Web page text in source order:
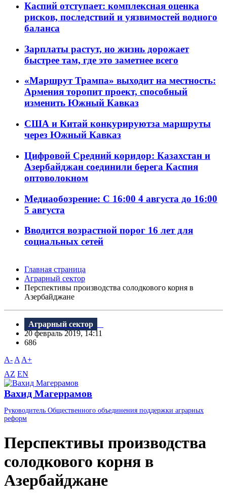
Каспий отступает: комплексная оценка
рисков, последствий и уязвимостей водного
баланса
Зарплаты растут, но жизнь дорожает
быстрее там, где это заметнее всего
«Маршрут Трампа» выходит на местность:
Армения торопит проект, способный
изменить Южный Кавказ
США и Китай конкурируютза маршруты
через Южный Кавказ
Цифровой Средний коридор: Казахстан и
Азербайджан соединили берега Каспия
оптоволокном
Медиаобозрение: С 16:00 4 августа до 16:00
5 августа
Вводится возрастной порог 16 лет для
социальных сетей
Главная страница
Аграрный сектор
Перспективы производства солодкового корня в
Азербайджане
Аграрный сектор
20 февраль 2019, 14:11
686
A- A A+
AZ EN
Вахид Магеррамов
Руководитель Общественного объединения поддержки аграрных
реформ
Перспективы производства
солодкового корня в
Азербайджане